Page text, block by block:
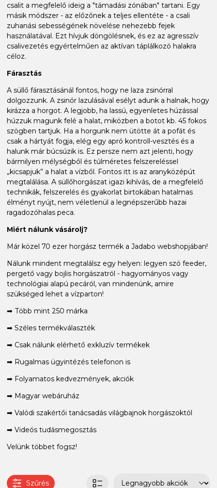
csalit a megfelelő ideig a "támadási zónában" tartani. Egy
másik módszer - az előzőnek a teljes ellentéte - a csali
zuhanási sebességének növelése nehezebb fejek
használatával. Ezt hívjuk döngölésnek, és ez az agresszív
csalivezetés egyértelműen az aktívan táplálkozó halakra
céloz.
Fárasztás
A süllő fárasztásánál fontos, hogy ne laza zsinórral
dolgozzunk. A zsinór lazulásával esélyt adunk a halnak, hogy
kirázza a horgot. A legjobb, ha lassú, egyenletes húzással
húzzuk magunk felé a halat, miközben a botot kb. 45 fokos
szögben tartjuk. Ha a horgunk nem ütötte át a pofát és
csak a hártyát fogja, elég egy apró kontroll-vesztés és a
halunk már búcsúzik is. Ez persze nem azt jelenti, hogy
bármilyen mélységből és túlméretes felszereléssel
„kicsapjuk” a halat a vízből. Fontos itt is az aranyközépút
megtalálása. A süllőhorgászat igazi kihívás, de a megfelelő
technikák, felszerelés és gyakorlat birtokában hatalmas
élményt nyújt, nem véletlenül a legnépszerűbb hazai
ragadozóhalas peca.
Miért nálunk vásárolj?
Már közel 70 ezer horgász termék a Jadabo webshopjában!
Nálunk mindent megtalálsz egy helyen: legyen szó feeder,
pergető vagy bojlis horgászatról - hagyományos vagy
technológiai alapú pecáról, van mindenünk, amire
szükséged lehet a vízparton!
➡ Több mint 250 márka
➡ Széles termékválaszték
➡ Csak nálunk elérhető exkluzív termékek
➡ Rugalmas ügyintézés telefonon is
➡ Folyamatos kedvezmények, akciók
➡ Magyar webáruház
➡ Valódi szakértői tanácsadás világbajnok horgászoktól
➡ Videós tudásmegosztás
Velünk többet fogsz!
Szűrés